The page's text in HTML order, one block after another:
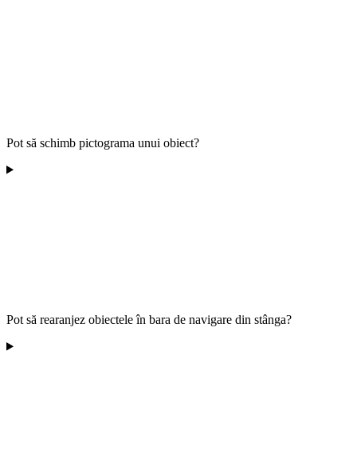
Pot să schimb pictograma unui obiect?
Pot să rearanjez obiectele în bara de navigare din stânga?